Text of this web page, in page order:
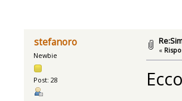
stefanoro
Newbie
Post: 28
«